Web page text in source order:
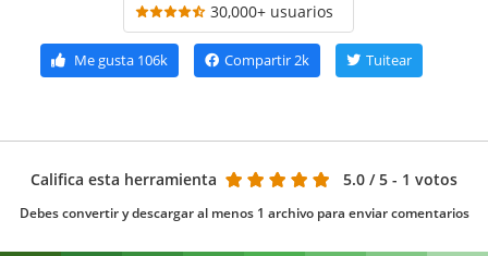
30,000+ usuarios
Me gusta106k Compartir2k Tuitear
Califica esta herramienta 5.0 / 5 - 1 votos
Debes convertir y descargar al menos 1 archivo para enviar comentarios